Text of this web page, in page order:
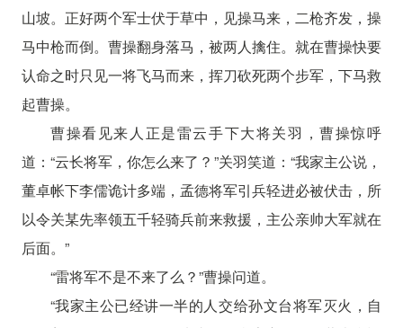
山坡。正好两个军士伏于草中，见操马来，二枪齐发，操
马中枪而倒。曹操翻身落马，被两人擒住。就在曹操快要
认命之时只见一将飞马而来，挥刀砍死两个步军，下马救
起曹操。
曹操看见来人正是雷云手下大将关羽，曹操惊呼
道：“云长将军，你怎么来了？”关羽笑道：“我家主公说，
董卓帐下李儒诡计多端，孟德将军引兵轻进必被伏击，所
以令关某先率领五千轻骑兵前来救援，主公亲帅大军就在
后面。”
“雷将军不是不来了么？”曹操问道。
“我家主公已经讲一半的人交给孙文台将军灭火，自